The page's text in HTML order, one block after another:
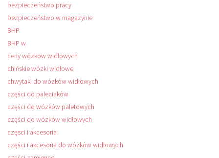
bezpieczeństwo pracy
bezpieczeństwo w magazynie
BHP
BHP w
ceny wózkow widłowych
chińskie wózki widłowe
chwytaki do wózków widłowych
części do paleciaków
części do wózków paletowych
części do wózków widłowych
częsci i akcesoria
części i akcesoria do wózków widłowych